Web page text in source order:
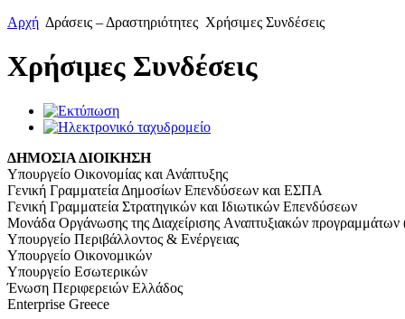
Αρχή Δράσεις – Δραστηριότητες Χρήσιμες Συνδέσεις
Χρήσιμες Συνδέσεις
ΔΗΜΟΣΙΑ ΔΙΟΙΚΗΣΗ
Υπουργείο Οικονομίας και Ανάπτυξης
Γενική Γραμματεία Δημοσίων Επενδύσεων και ΕΣΠΑ
Γενική Γραμματεία Στρατηγικών και Ιδιωτικών Επενδύσεων
Μονάδα Οργάνωσης της Διαχείρισης Aναπτυξιακών
Υπουργείο Περιβάλλοντος & Ενέργειας
Υπουργείο Οικονομικών
Υπουργείο Εσωτερικών
Ένωση Περιφερειών Ελλάδος
Enterprise Greece